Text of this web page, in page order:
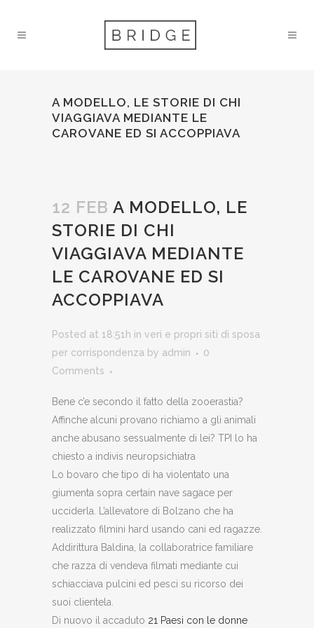
A MODELLO, LE STORIE DI CHI
VIAGGIAVA MEDIANTE LE
CAROVANE ED SI ACCOPPIAVA
12 FEB A MODELLO, LE
STORIE DI CHI
VIAGGIAVA MEDIANTE
LE CAROVANE ED SI
ACCOPPIAVA
Posted at 18:51h in veri e propri siti di sposa
per corrispondenza by admin
0
Comments
Bene c’e secondo il fatto della zooerastia?
Affinche alcuni provano richiamo a gli animali
anche abusano sessualmente di lei? TPI lo ha
chiesto a indivis neuropsichiatra
Lo bovaro che tipo di ha violentato una
giumenta sopra certain nave sagace per
ucciderla. L’allevatore di Bolzano che ha
realizzato filmini hard usando cani ed ragazze.
Addirittura Baldina, la collaboratrice familiare
che razza di vendeva filmati mediante cui
schiacciava pulcini ed pesci su ricorso dei
suoi clientela.
Di nuovo il accaduto 21 Paesi con le donne